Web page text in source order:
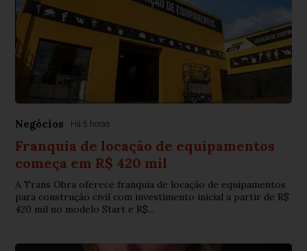
Negócios Há 5 horas
Franquia de locação de equipamentos
começa em R$ 420 mil
A Trans Obra oferece franquia de locação de equipamentos
para construção civil com investimento inicial a partir de R$
420 mil no modelo Start e R$...